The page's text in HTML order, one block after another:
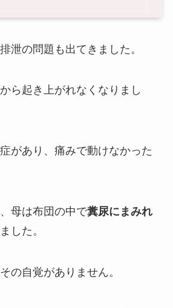
泄の問題も出てきました。
ら起き上がれなくなりまし
があり、痛みで動けなかった
母は布団の中で糞尿にまみれ
した。
の自覚がありません。